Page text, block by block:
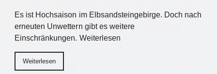
Es ist Hochsaison im Elbsandsteingebirge. Doch nach
erneuten Unwettern gibt es weitere
Einschränkungen. Weiterlesen
Weiterlesen